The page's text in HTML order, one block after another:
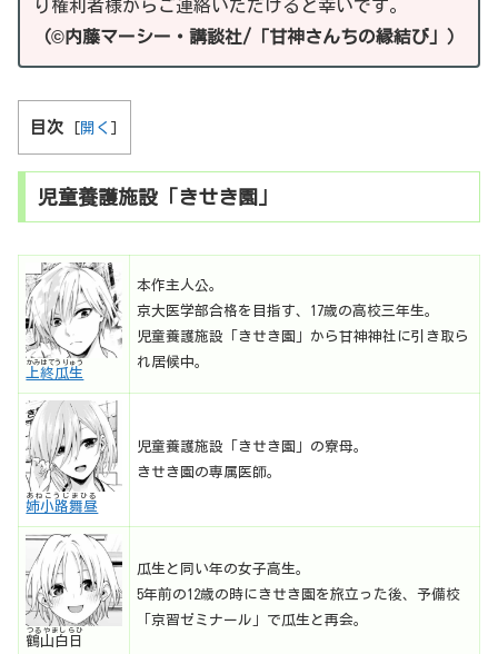
り権利者様からご連絡いただけると幸いです。
（©内藤マーシー・講談社/「甘神さんちの縁結び」）
目次 [開く ]
児童養護施設「きせき園」
上終瓜生
かみはてうりゅう
本作主人公。
京大医学部合格を目指す、17歳の高校三年生。
児童養護施設「きせき園」から甘神神社に引き取ら
れ居候中。
姉小路舞昼
あねこうじまひる
児童養護施設「きせき園」の寮母。
きせき園の専属医師。
鶴山白日
つるやましらひ
瓜生と同い年の女子高生。
5年前の12歳の時にきせき園を旅立った後、予備校
「京習ゼミナール」で瓜生と再会。